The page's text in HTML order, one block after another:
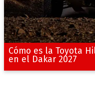
Cómo es la Toyota
en el Dakar 2027